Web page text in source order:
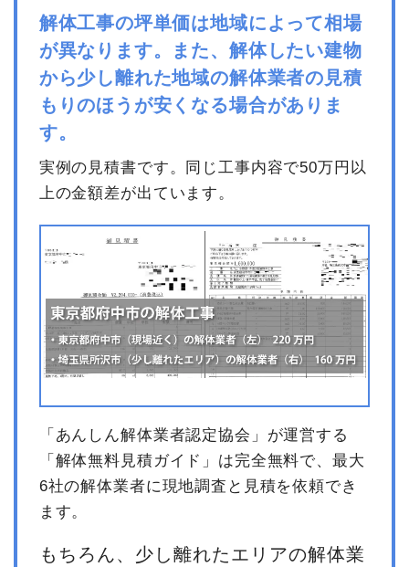
解体工事の坪単価は地域によって相場
が異なります。また、解体したい建物
から少し離れた地域の解体業者の見積
もりのほうが安くなる場合がありま
す。
実例の見積書です。同じ工事内容で50万円以
上の金額差が出ています。
「あんしん解体業者認定協会」が運営する
「解体無料見積ガイド」は完全無料で、最大
6社の解体業者に現地調査と見積を依頼でき
ます。
もちろん、少し離れたエリアの解体業